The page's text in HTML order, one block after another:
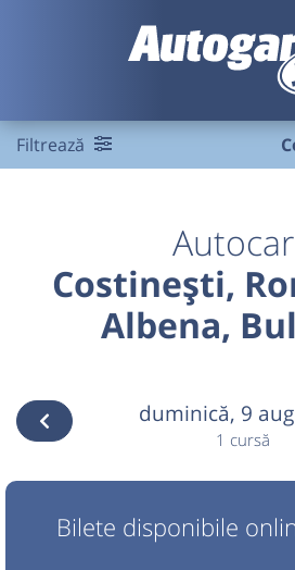
Filtrează
Costinești,
Albena,
duminică, 9
1 cursă
Bilete disponibile